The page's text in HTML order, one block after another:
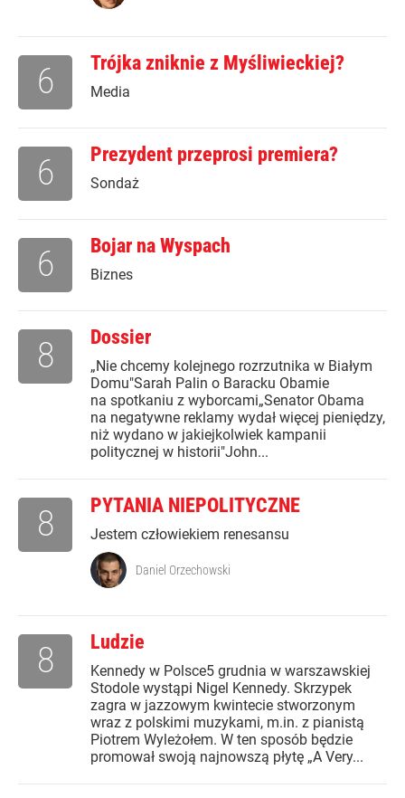
Trójka zniknie z Myśliwieckiej?
Media
6
Prezydent przeprosi premiera?
Sondaż
6
Bojar na Wyspach
Biznes
6
Dossier
„Nie chcemy kolejnego rozrzutnika w Białym
Domu"Sarah Palin o Baracku Obamie
na spotkaniu z wyborcami„Senator Obama
na negatywne reklamy wydał więcej pieniędzy,
niż wydano w jakiejkolwiek kampanii
politycznej w historii"John...
8
PYTANIA NIEPOLITYCZNE
Jestem człowiekiem renesansu
8
Daniel Orzechowski
Ludzie
Kennedy w Polsce5 grudnia w warszawskiej
Stodole wystąpi Nigel Kennedy. Skrzypek
zagra w jazzowym kwintecie stworzonym
wraz z polskimi muzykami, m.in. z pianistą
Piotrem Wyleżołem. W ten sposób będzie
promował swoją najnowszą płytę „A Very...
8